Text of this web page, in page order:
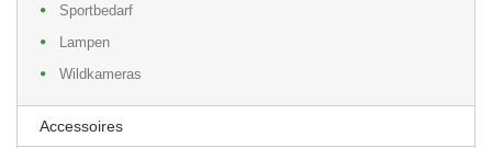
Sportbedarf
Lampen
Wildkameras
Accessoires